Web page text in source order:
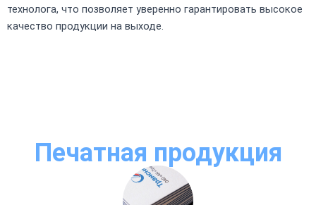
технолога, что позволяет уверенно гарантировать высокое
качество продукции на выходе.
Печатная продукция